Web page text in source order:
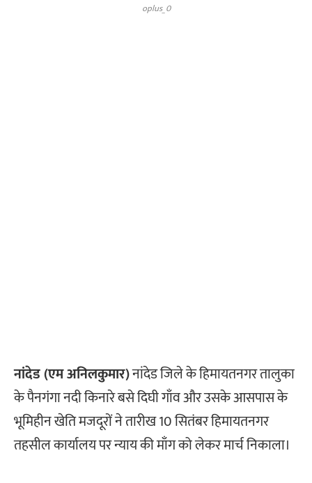
oplus_0
नांदेड (एम अनिलकुमार)नांदेड जिले के हिमायतनगर तालुका
के पैनगंगा नदी किनारे बसे दिघी गाँव और उसके आसपास के
भूमिहीन खेति मजदूरों ने तारीख 10 सितंबर हिमायतनगर
तहसील कार्यालय पर न्याय की माँग को लेकर मार्च निकाला।